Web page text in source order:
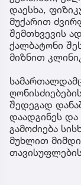
დაესხა,
მუქარით
შემთხვევის
ქალბატონი
მიზნით
შედეგად
დაადგინეს
გამოძიება
მუხლით